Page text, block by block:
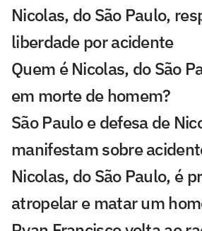
Nicolas, do São Paulo,
liberdade por acidente
Quem é Nicolas, do São
em morte de homem?
São Paulo e defesa de
manifestam sobre
Nicolas, do São Paulo, é
atropelar e matar um